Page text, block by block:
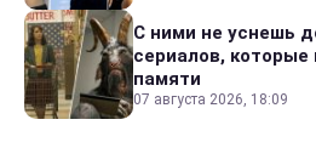
С ними не уснешь
сериалов, которые
памяти
07 августа 2026, 18:09